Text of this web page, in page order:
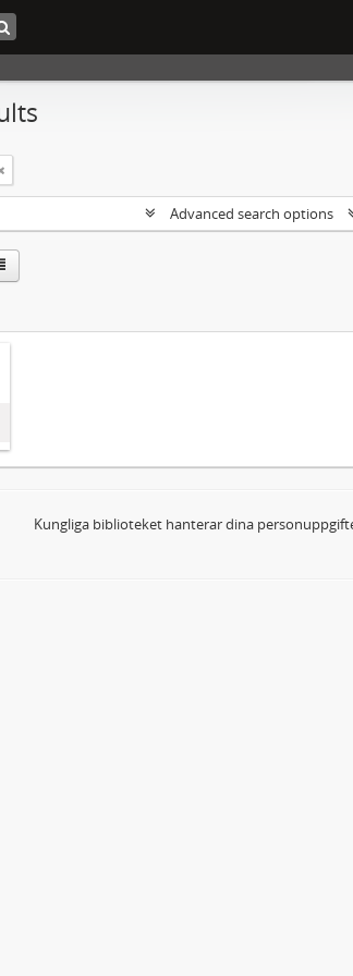
Advanced search options
Kungliga biblioteket hanterar dina